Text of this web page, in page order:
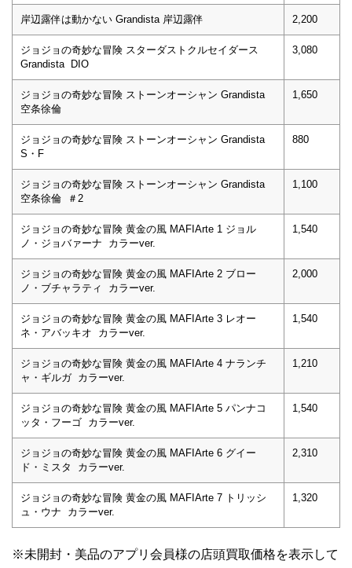
岸辺露伴は動かない Grandista 岸辺露伴 2,200
ジョジョの奇妙な冒険 スターダストクルセイダース
Grandista DIO
3,080
ジョジョの奇妙な冒険 ストーンオーシャン Grandista
空条徐倫
1,650
ジョジョの奇妙な冒険 ストーンオーシャン Grandista
S・F
880
ジョジョの奇妙な冒険 ストーンオーシャン Grandista
空条徐倫 ＃2
1,100
ジョジョの奇妙な冒険 黄金の風 MAFIArte 1 ジョル
ノ・ジョバァーナ カラーver.
1,540
ジョジョの奇妙な冒険 黄金の風 MAFIArte 2 ブロー
ノ・ブチャラティ カラーver.
2,000
ジョジョの奇妙な冒険 黄金の風 MAFIArte 3 レオー
ネ・アバッキオ カラーver.
1,540
ジョジョの奇妙な冒険 黄金の風 MAFIArte 4 ナランチ
ャ・ギルガ カラーver.
1,210
ジョジョの奇妙な冒険 黄金の風 MAFIArte 5 パンナコ
ッタ・フーゴ カラーver.
1,540
ジョジョの奇妙な冒険 黄金の風 MAFIArte 6 グイー
ド・ミスタ カラーver.
2,310
ジョジョの奇妙な冒険 黄金の風 MAFIArte 7 トリッシ
ュ・ウナ カラーver.
1,320
※未開封・美品のアプリ会員様の店頭買取価格を表示して